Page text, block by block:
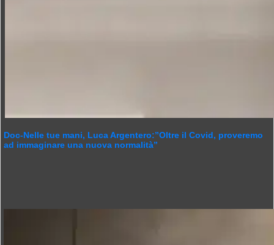
Doc-Nelle tue mani, Luca Argentero:”Oltre il Covid, proveremo
ad immaginare una nuova normalità”